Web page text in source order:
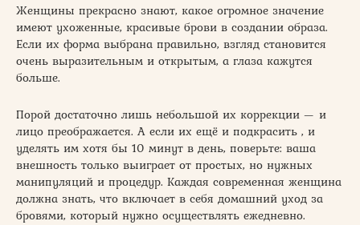
Женщины прекрасно знают, какое огромное значение
имеют ухоженные, красивые брови в создании образа.
Если их форма выбрана правильно, взгляд становится
очень выразительным и открытым, а глаза кажутся
больше.
Порой достаточно лишь небольшой их коррекции — и
лицо преображается. А если их ещё и подкрасить , и
уделять им хотя бы 10 минут в день, поверьте: ваша
внешность только выиграет от простых, но нужных
манипуляций и процедур. Каждая современная женщина
должна знать, что включает в себя домашний уход за
бровями, который нужно осуществлять ежедневно.